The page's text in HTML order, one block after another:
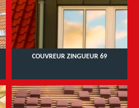
COUVREUR ZINGUEUR 69